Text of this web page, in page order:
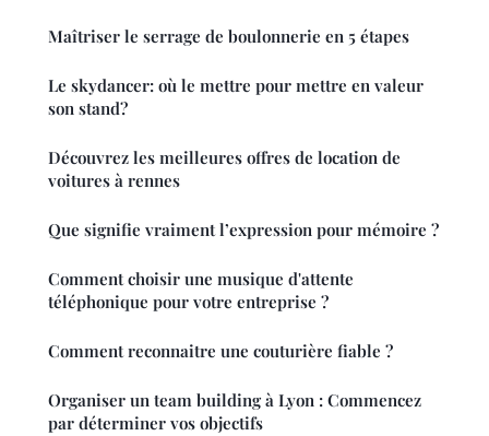
Maîtriser le serrage de boulonnerie en 5 étapes
Le skydancer: où le mettre pour mettre en valeur
son stand?
Découvrez les meilleures offres de location de
voitures à rennes
Que signifie vraiment l’expression pour mémoire ?
Comment choisir une musique d'attente
téléphonique pour votre entreprise ?
Comment reconnaitre une couturière fiable ?
Organiser un team building à Lyon : Commencez
par déterminer vos objectifs